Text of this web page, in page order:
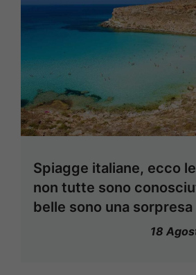
Spiagge italiane, ecco
non tutte sono
belle sono una sorpresa
18